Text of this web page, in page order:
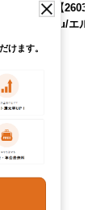
【中古】 【26030
9】 【Elulu/エル
¥ 9,790
けます。